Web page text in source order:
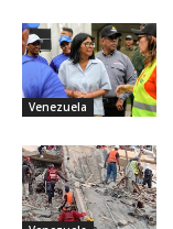
Venezuela